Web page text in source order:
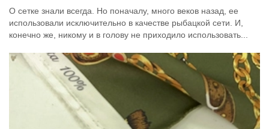
О сетке знали всегда. Но поначалу, много веков назад, ее
использовали исключительно в качестве рыбацкой сети. И,
конечно же, никому и в голову не приходило использовать...